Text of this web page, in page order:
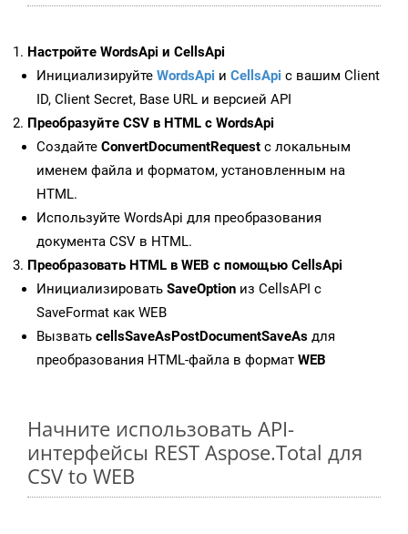
Настройте WordsApi и CellsApi
Инициализируйте WordsApi и CellsApi с вашим Client
ID, Client Secret, Base URL и версией API
Преобразуйте CSV в HTML с WordsApi
Создайте ConvertDocumentRequest с локальным
именем файла и форматом, установленным на
HTML.
Используйте WordsApi для преобразования
документа CSV в HTML.
Преобразовать HTML в WEB с помощью CellsApi
Инициализировать SaveOption из CellsAPI с
SaveFormat как WEB
Вызвать cellsSaveAsPostDocumentSaveAs для
преобразования HTML-файла в формат WEB
Начните использовать API-
интерфейсы REST Aspose.Total для
CSV to WEB